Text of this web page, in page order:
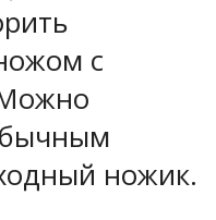
с
ножик.